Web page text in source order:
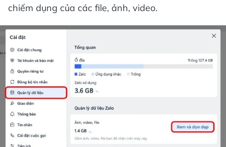
chiếm dụng của các file, ảnh, video.